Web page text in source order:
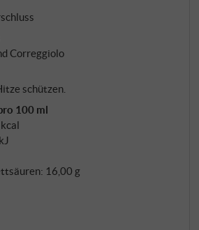
die das Gleichgewicht
bewahrt, wie sie seit
ist. Rund 8.000 Bäume,
Gelände, der
des Bodens dient.
Correggiolo – vollständig von
gepresst.
Correggiolo
schützen.
100 ml
16,00 g